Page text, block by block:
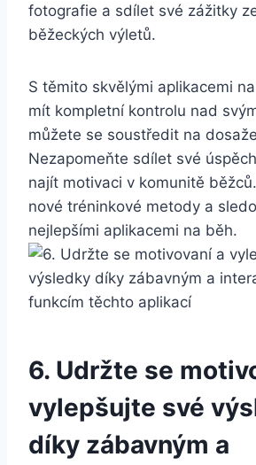
fotografie a sdílet své zážitky
běžeckých výletů.
S těmito skvělými aplikacemi
mít kompletní kontrolu nad
můžete se soustředit na
Nezapomeňte sdílet své
najít motivaci v komunitě
nové tréninkové metody a
nejlepšími aplikacemi na běh.
6. Udržte se
vylepšujte své
díky zábavným a